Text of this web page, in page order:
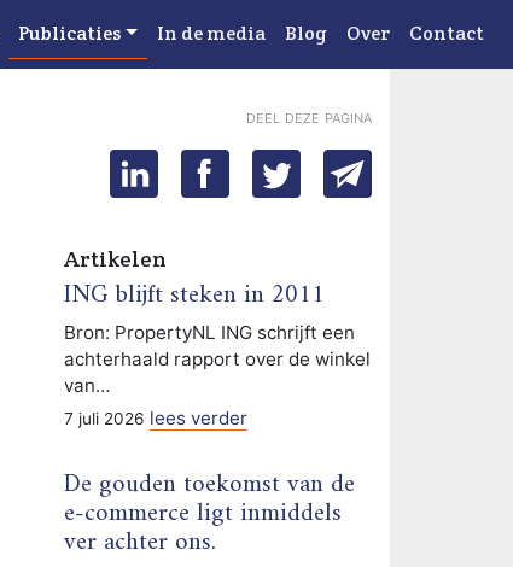
Publicaties In de media Blog Over Contact
deel deze pagina
Artikelen
ING blijft steken in 2011
Bron: PropertyNL ING schrijft een
achterhaald rapport over de winkel
van…
7 juli 2026 lees verder
De gouden toekomst van de
e-commerce ligt inmiddels
ver achter ons.